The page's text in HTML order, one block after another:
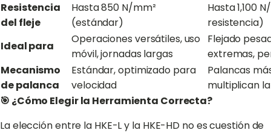
Resistencia
del fleje
Hasta 850 N/mm²
(estándar)
Hasta 1,100
resistencia)
Ideal para
Operaciones versátiles, uso
móvil, jornadas largas
Flejado
extremas,
Mecanismo
de palanca
Estándar, optimizado para
velocidad
Palancas
multiplican
🎯 ¿Cómo Elegir la Herramienta Correcta?
La elección entre la HKE-L y la HKE-HD no es cuestión de